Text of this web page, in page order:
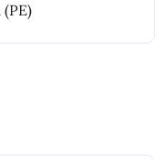
(PE)